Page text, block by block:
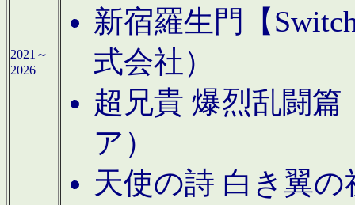
2021～
2026
新宿羅生門【
式会社）
超兄貴 爆烈乱闘篇
ア）
天使の詩 白き翼